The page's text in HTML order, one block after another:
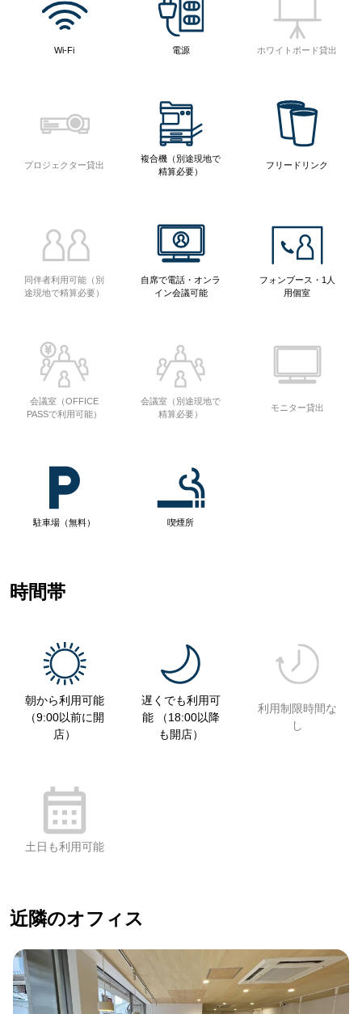
Wi-Fi 電源 ホワイトボード貸出
プロジェクター貸出
複合機（別途現地で
精算必要）
フリードリンク
同伴者利用可能（別
途現地で精算必要）
自席で電話・オンラ
イン会議可能
フォンブース・1人
用個室
会議室（OFFICE
PASSで利用可能）
会議室（別途現地で
精算必要）
モニター貸出
駐車場（無料） 喫煙所
時間帯
朝から利用可能
（9:00以前に開
店）
遅くでも利用可
能 （18:00以降
も開店）
利用制限時間な
し
土日も利用可能
近隣のオフィス